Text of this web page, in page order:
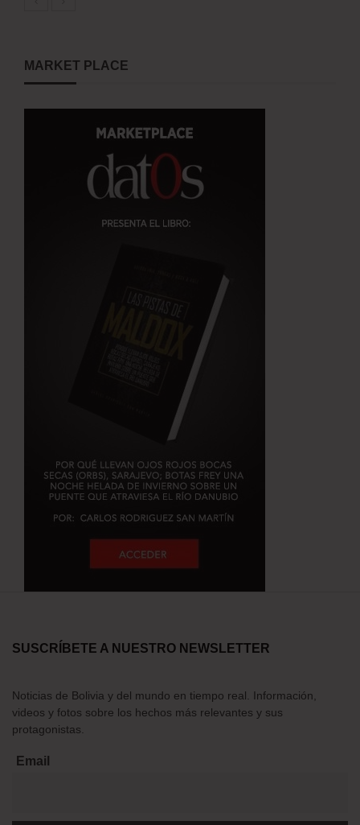
MARKET PLACE
SUSCRÍBETE A NUESTRO NEWSLETTER
Noticias de Bolivia y del mundo en tiempo real. Información,
videos y fotos sobre los hechos más relevantes y sus
protagonistas.
Email